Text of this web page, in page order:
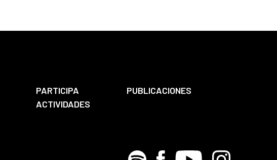
PARTICIPA
PUBLICACIONES
ACTIVIDADES
Spotify Facebook
Youtube Instagram